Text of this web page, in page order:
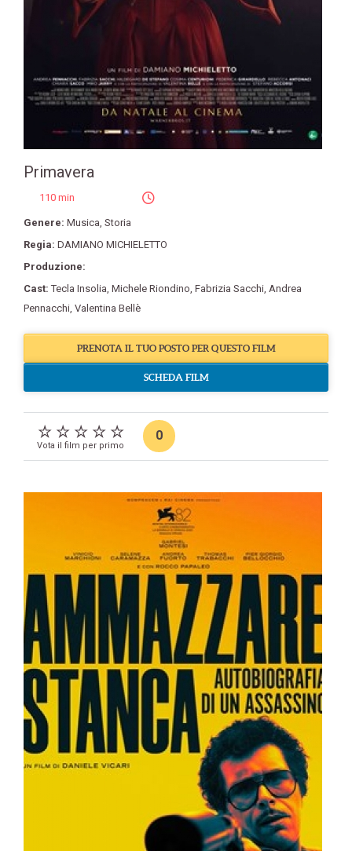
Primavera
110 min
Genere: Musica, Storia
Regia: DAMIANO MICHIELETTO
Produzione:
Cast:Tecla Insolia, Michele Riondino, Fabrizia Sacchi, Andrea
Pennacchi, Valentina Bellè
PRENOTA IL TUO POSTO PER QUESTO FILM
SCHEDA FILM
Vota il film per primo
0